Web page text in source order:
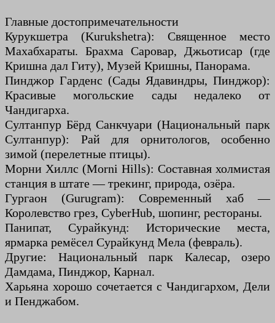
Главные достопримечательности
Курукшетра (Kurukshetra): Священное место
Махабхараты. Брахма Саровар, Джьотисар (где
Кришна дал Гиту), Музей Кришны, Панорама.
Пинджор Гарденс (Сады Ядавиндры, Пинджор):
Красивые могольские сады недалеко от
Чандигарха.
Султанпур Бёрд Санкчуари (Национальный парк
Султанпур): Рай для орнитологов, особенно
зимой (перелетные птицы).
Морни Хиллс (Morni Hills): Составная холмистая
станция в штате — трекинг, природа, озёра.
Гургаон (Gurugram): Современный хаб —
Королевство грез, Cyber ​​Hub, шопинг, рестораны.
Панипат, Сурайкунд: Исторические места,
ярмарка ремёсел Сурайкунд Мела (февраль).
Другие: Национальный парк Калесар, озеро
Дамдама, Пинджор, Карнал.
Харьяна хорошо сочетается с Чандигархом, Дели
и Пенджабом.